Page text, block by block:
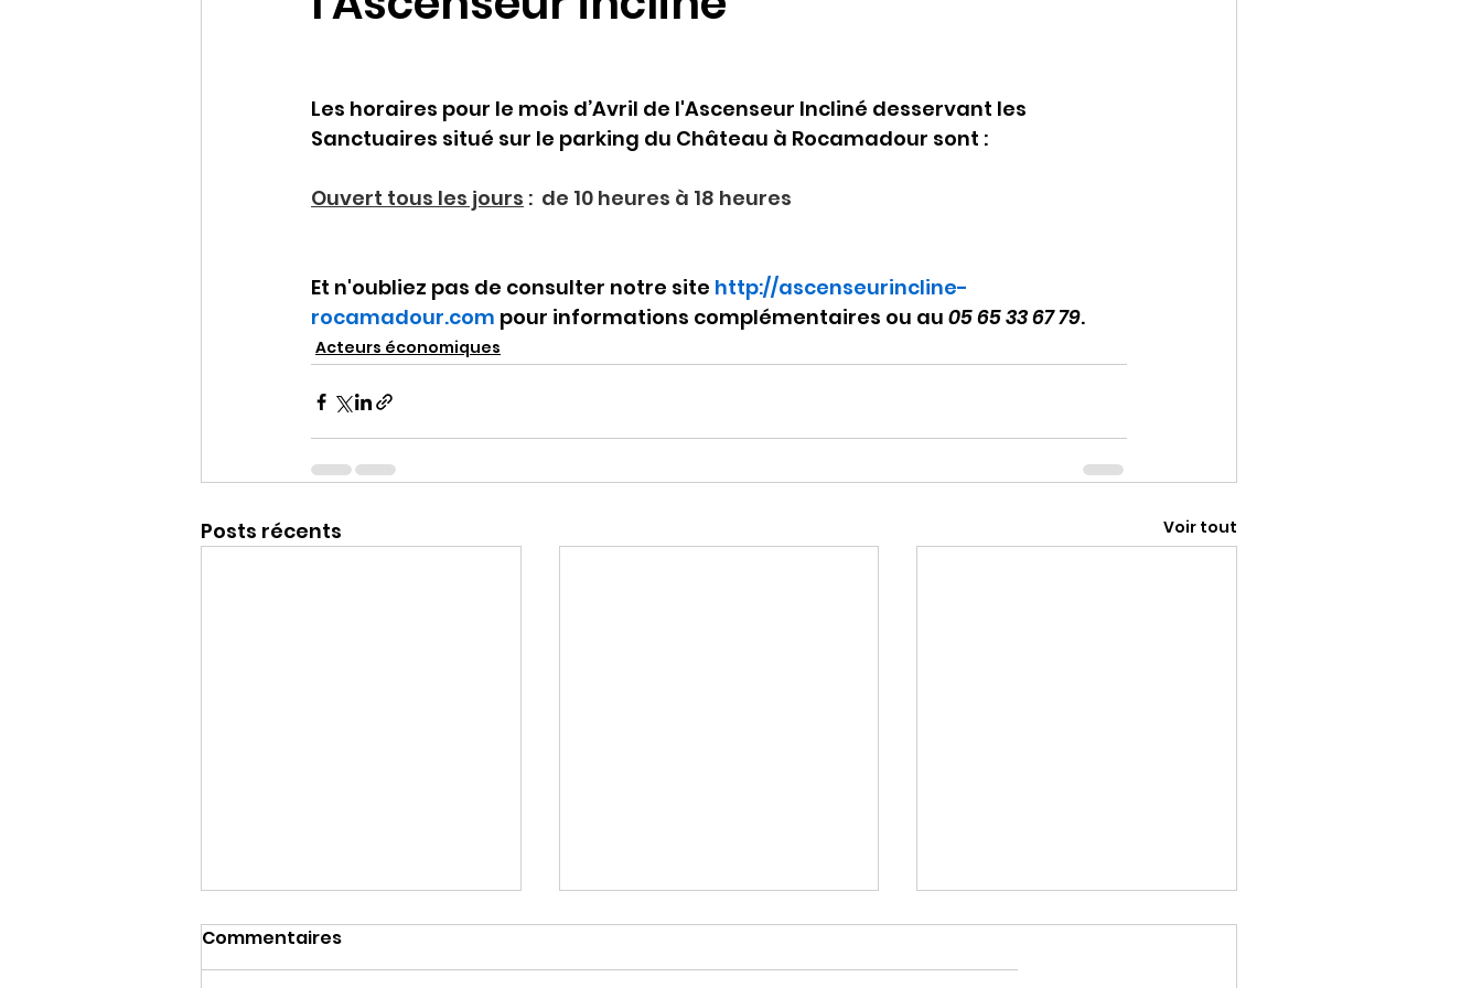
Les horaires pour le mois d’Avril de l'Ascenseur Incliné desservant les
Sanctuaires situé sur le parking du Château à Rocamadour sont :
Ouvert tous les jours :  de 10 heures à 18 heures
Et n'oubliez pas de consulter notre site http://ascenseurincline-
rocamadour.com pour informations complémentaires ou au 05 65 33 67 79.
Acteurs économiques
Posts récents Voir tout
Commentaires